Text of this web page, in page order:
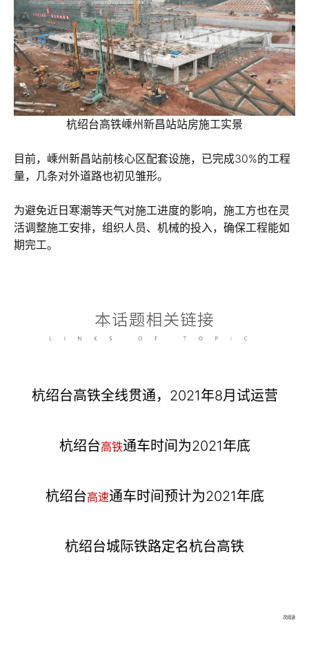
杭绍台高铁嵊州新昌站站房施工实景
目前，嵊州新昌站前核心区配套设施，已完成30%的工程
量，几条对外道路也初见雏形。
为避免近日寒潮等天气对施工进度的影响，施工方也在灵
活调整施工安排，组织人员、机械的投入，确保工程能如
期完工。
杭绍台高铁全线贯通，2021年8月试运营
杭绍台高铁通车时间为2021年底
杭绍台高速通车时间预计为2021年底
杭绍台城际铁路定名杭台高铁
次阅读